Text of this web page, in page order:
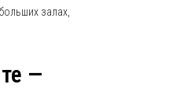
залах,
—